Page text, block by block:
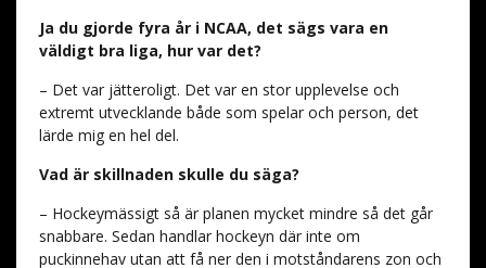
Ja du gjorde fyra år i NCAA, det sägs vara en
väldigt bra liga, hur var det?
– Det var jätteroligt. Det var en stor upplevelse och
extremt utvecklande både som spelar och person, det
lärde mig en hel del.
Vad är skillnaden skulle du säga?
– Hockeymässigt så är planen mycket mindre så det går
snabbare. Sedan handlar hockeyn där inte om
puckinnehav utan att få ner den i motståndarens zon och